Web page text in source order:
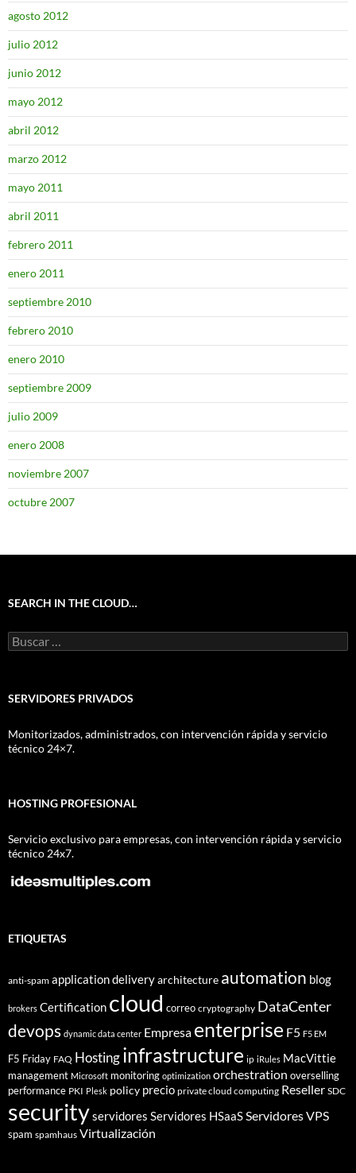
agosto 2012
julio 2012
junio 2012
mayo 2012
abril 2012
marzo 2012
mayo 2011
abril 2011
febrero 2011
enero 2011
septiembre 2010
febrero 2010
enero 2010
septiembre 2009
julio 2009
enero 2008
noviembre 2007
octubre 2007
SEARCH IN THE CLOUD…
Buscar:
SERVIDORES PRIVADOS
Monitorizados, administrados, con intervención rápida y servicio
técnico 24×7.
HOSTING PROFESIONAL
Servicio exclusivo para empresas, con intervención rápida y servicio
técnico 24x7.
ETIQUETAS
anti-spam application deliveryarchitecture automation blog
brokers Certification cloud correo cryptography DataCenter
devops dynamic data center Empresa enterprise F5 F5 EM
F5 Friday FAQ Hostinginfrastructure ip iRules MacVittie
management Microsoft monitoring optimization orchestration overselling
performance PKI Plesk policy precio private cloud computing Reseller SDC
securityservidores Servidores HSaaSServidores VPS
spam spamhaus Virtualización